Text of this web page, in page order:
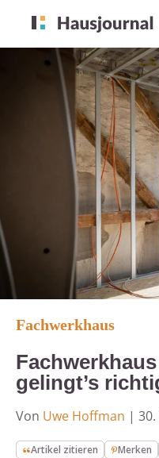
Fachwerkhaus
gelingt’s
Von Uwe Hoffman |
Artikel zitieren Merken